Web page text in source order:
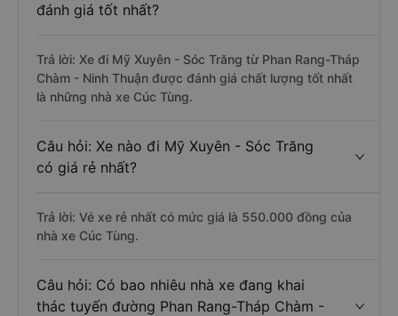
đánh giá tốt nhất?
Trả lời: Xe đi Mỹ Xuyên - Sóc Trăng từ Phan Rang-Tháp
Chàm - Ninh Thuận được đánh giá chất lượng tốt nhất
là những nhà xe Cúc Tùng.
Câu hỏi: Xe nào đi Mỹ Xuyên - Sóc Trăng
có giá rẻ nhất?
Trả lời: Vé xe rẻ nhất có mức giá là 550.000 đồng của
nhà xe Cúc Tùng.
Câu hỏi: Có bao nhiêu nhà xe đang khai
thác tuyến đường Phan Rang-Tháp Chàm -